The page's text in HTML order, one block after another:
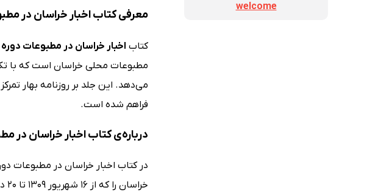
welcome
معرفی کتاب اخبار خراسان در
کتاب اخبار خراسان در مطبوعات
مطبوعات محلی خراسان است که با
فراهم شده است.
درباره‌ی کتاب اخبار خراسان در
در کتاب اخبار خراسان در مطبوعات
خراسان را که از 16 شهریور 1309 تا 20 دی 1313 در این روزنامه منتشر می‌شد، بازتاب داده است.